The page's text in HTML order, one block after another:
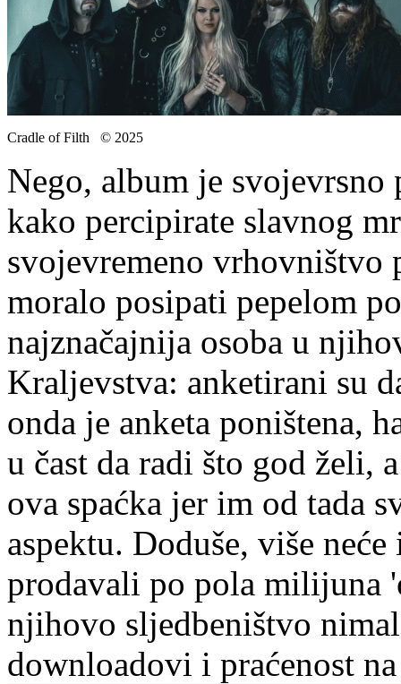
Cradle of Filth © 2025
Nego, album je
kako percipirate slavnog
svojevremeno vrhovništvo
moralo posipati pepelom
najznačajnija osoba u
Kraljevstva: anketirani su
onda je anketa poništena,
u čast da radi što god želi,
ova spaćka jer im od tada
aspektu. Doduše, više
prodavali po pola milijuna
njihovo sljedbeništvo
downloadovi i praćenost